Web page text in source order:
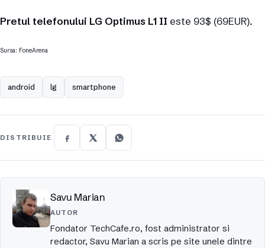
Pretul telefonului LG Optimus L1 II este 93$ (69EUR).
Sursa: FoneArena
android lg smartphone
DISTRIBUIE
Savu Marian
AUTOR
Fondator TechCafe.ro, fost administrator si
redactor, Savu Marian a scris pe site unele dintre